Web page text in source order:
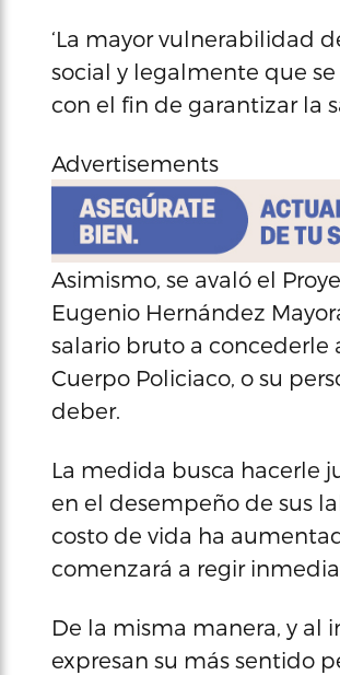
‘La mayor vulnerabilidad
social y legalmente que
con el fin de garantizar la
Advertisements
Asimismo, se avaló el
Eugenio Hernández
salario bruto a concederle
Cuerpo Policiaco, o su
deber.
La medida busca hacerle
en el desempeño de sus
costo de vida ha
comenzará a regir
De la misma manera, y al
expresan su más sentido